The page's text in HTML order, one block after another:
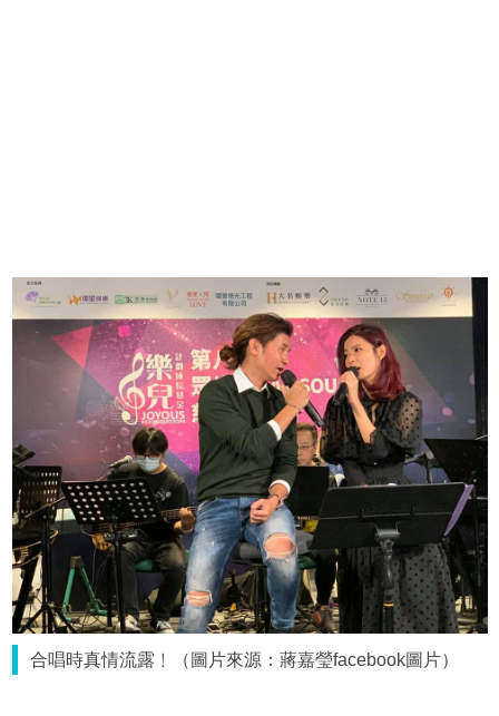
合唱時真情流露﹗（圖片來源：蔣嘉瑩facebook圖片）